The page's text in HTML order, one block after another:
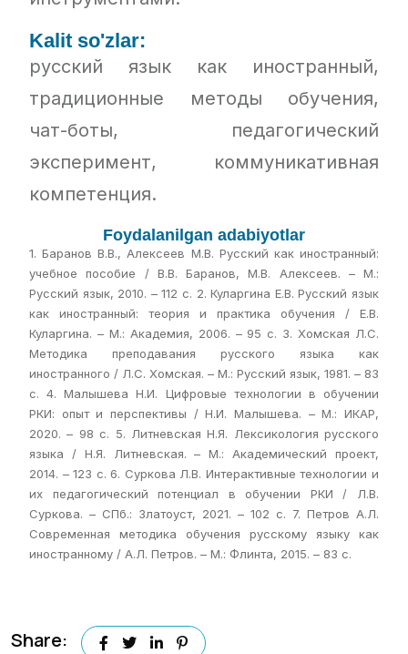
Kalit so'zlar:
русский язык как иностранный,
традиционные методы обучения,
чат-боты, педагогический
эксперимент, коммуникативная
компетенция.
Foydalanilgan adabiyotlar
1. Баранов В.В., Алексеев М.В. Русский как иностранный:
учебное пособие / В.В. Баранов, М.В. Алексеев. – М.:
Русский язык, 2010. – 112 с. 2. Куларгина Е.В. Русский язык
как иностранный: теория и практика обучения / Е.В.
Куларгина. – М.: Академия, 2006. – 95 с. 3. Хомская Л.С.
Методика преподавания русского языка как
иностранного / Л.С. Хомская. – М.: Русский язык, 1981. – 83
с. 4. Малышева Н.И. Цифровые технологии в обучении
РКИ: опыт и перспективы / Н.И. Малышева. – М.: ИКАР,
2020. – 98 с. 5. Литневская Н.Я. Лексикология русского
языка / Н.Я. Литневская. – М.: Академический проект,
2014. – 123 с. 6. Суркова Л.В. Интерактивные технологии и
их педагогический потенциал в обучении РКИ / Л.В.
Суркова. – СПб.: Златоуст, 2021. – 102 с. 7. Петров А.Л.
Современная методика обучения русскому языку как
иностранному / А.Л. Петров. – М.: Флинта, 2015. – 83 с.
Share: